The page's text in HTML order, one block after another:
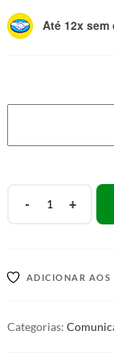
Até 12x sem
Ts
P/
ADICIONAR AOS
Categorias: